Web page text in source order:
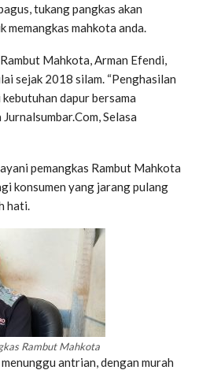
tukang pangkas akan
memangkas mahkota anda.
Mahkota, Arman Efendi,
sejak 2018 silam. “Penghasilan
dapur bersama
Selasa
pemangkas Rambut Mahkota
konsumen yang jarang pulang
hati.
Rambut Mahkota
antrian, dengan murah